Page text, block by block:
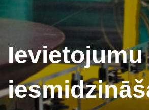
Ievietojumu